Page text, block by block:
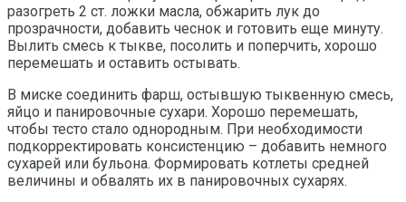
разогреть 2 ст. ложки масла, обжарить лук до
прозрачности, добавить чеснок и готовить еще минуту.
Вылить смесь к тыкве, посолить и поперчить, хорошо
перемешать и оставить остывать.
В миске соединить фарш, остывшую тыквенную смесь,
яйцо и панировочные сухари. Хорошо перемешать,
чтобы тесто стало однородным. При необходимости
подкорректировать консистенцию – добавить немного
сухарей или бульона. Формировать котлеты средней
величины и обвалять их в панировочных сухарях.